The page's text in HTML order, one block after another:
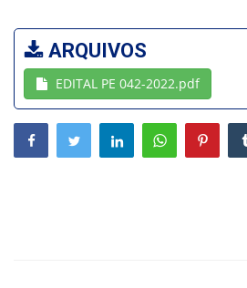
Vídeos
Webmail
Contato
ARQUIVOS
EDITAL PE 042-2022.pdf